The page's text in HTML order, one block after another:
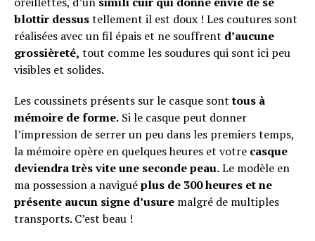
blottir dessustellement il est doux ! Les coutures sont
réalisées avec un fil épais et ne souffrent d’aucune
grossièreté, tout comme les soudures qui sont ici peu
visibles et solides.
Les coussinets présents sur le casque sonttous à
mémoire de forme. Si le casque peut donner
l’impression de serrer un peu dans les premiers temps,
la mémoire opère en quelques heures et votre casque
deviendra très vite une seconde peau.Le modèle en
ma possession a naviguéplus de 300 heures et ne
présente aucun signe d’usure malgré de multiples
transports. C’est beau !